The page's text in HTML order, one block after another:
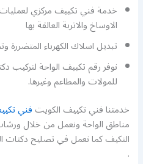
خدمة فني تكييف مركزي لعمليات
الاوساخ والاتربة العالقة بها
تبديل اسلاك الكهرباء
نوفر رقم تكييف الواحة لتركيب
للمولات والمطاعم وغيرها.
خدمتنا فني تكييف الكويتفني
مناطق الواحة ونعمل من خلال
التكيف كما نعمل في تصليح دكتات
.